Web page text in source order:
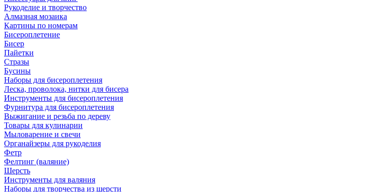
Рукоделие и творчество
Алмазная мозаика
Картины по номерам
Бисероплетение
Бисер
Пайетки
Стразы
Бусины
Наборы для бисероплетения
Леска, проволока, нитки для бисера
Инструменты для бисероплетения
Фурнитура для бисероплетения
Выжигание и резьба по дереву
Товары для кулинарии
Мыловарение и свечи
Органайзеры для рукоделия
Фетр
Фелтинг (валяние)
Шерсть
Инструменты для валяния
Наборы для творчества из шерсти